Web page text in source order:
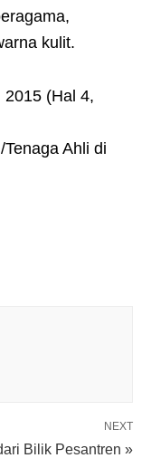
kulit.
2015 (Hal 4,
Ahli di
NEXT
Bilik Pesantren »